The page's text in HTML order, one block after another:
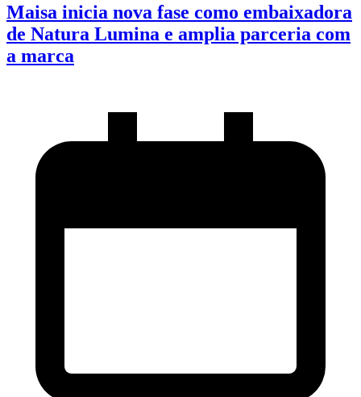
Maisa inicia nova fase como embaixadora
de Natura Lumina e amplia parceria com
a marca